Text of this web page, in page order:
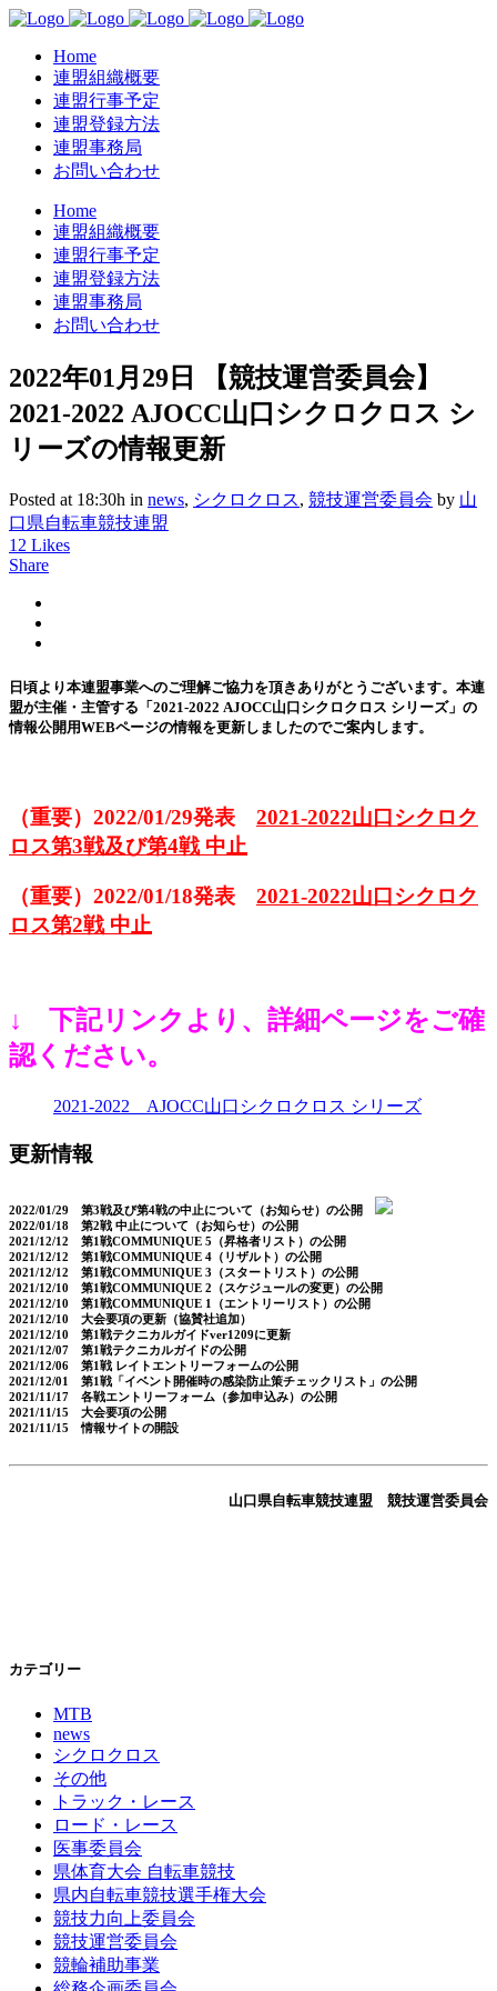
Home
連盟組織概要
連盟行事予定
連盟登録方法
連盟事務局
お問い合わせ
Home
連盟組織概要
連盟行事予定
連盟登録方法
連盟事務局
お問い合わせ
2022年01月29日
【競技運営委員会】
2021-2022 AJOCC山口シクロクロス シ
リーズの情報更新
Posted at 18:30h in news, シクロクロス, 競技運営委員会 by 山
口県自転車競技連盟
12 Likes
Share
日頃より本連盟事業へのご理解ご協力を頂きありがとうございます。本連
盟が主催・主管する「2021-2022 AJOCC山口シクロクロス シリーズ」の
情報公開用WEBページの情報を更新しましたのでご案内します。
（重要）2022/01/29発表 2021-2022山口シクロク
ロス第3戦及び第4戦 中止
（重要）2022/01/18発表 2021-2022山口シクロク
ロス第2戦 中止
↓ 下記リンクより、詳細ページをご確
認ください。
2021-2022 AJOCC山口シクロクロス シリーズ
更新情報
2022/01/29 第3戦及び第4戦の中止について（お知らせ）の公開
2022/01/18 第2戦 中止について（お知らせ）の公開
2021/12/12 第1戦COMMUNIQUE 5（昇格者リスト）の公開
2021/12/12 第1戦COMMUNIQUE 4（リザルト）の公開
2021/12/12 第1戦COMMUNIQUE 3（スタートリスト）の公開
2021/12/10 第1戦COMMUNIQUE 2（スケジュールの変更）の公開
2021/12/10 第1戦COMMUNIQUE 1（エントリーリスト）の公開
2021/12/10 大会要項の更新（協賛社追加）
2021/12/10 第1戦テクニカルガイドver1209に更新
2021/12/07 第1戦テクニカルガイドの公開
2021/12/06 第1戦 レイトエントリーフォームの公開
2021/12/01 第1戦「イベント開催時の感染防止策チェックリスト」の公開
2021/11/17 各戦エントリーフォーム（参加申込み）の公開
2021/11/15 大会要項の公開
2021/11/15 情報サイトの開設
山口県自転車競技連盟 競技運営委員会
カテゴリー
MTB
news
シクロクロス
その他
トラック・レース
ロード・レース
医事委員会
県体育大会 自転車競技
県内自転車競技選手権大会
競技力向上委員会
競技運営委員会
競輪補助事業